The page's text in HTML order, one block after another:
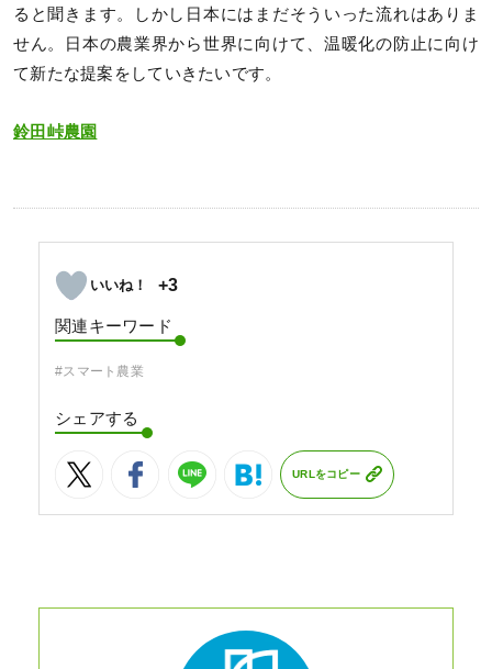
ると聞きます。しかし日本にはまだそういった流れはありま
せん。日本の農業界から世界に向けて、温暖化の防止に向け
て新たな提案をしていきたいです。
鈴田峠農園
+3
関連キーワード
#スマート農業
シェアする
URLをコピー